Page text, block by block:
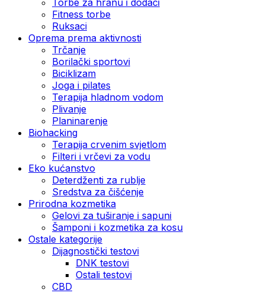
Fitness torbe
Ruksaci
Oprema prema aktivnosti
Trčanje
Borilački sportovi
Biciklizam
Joga i pilates
Terapija hladnom vodom
Plivanje
Planinarenje
Biohacking
Terapija crvenim svjetlom
Filteri i vrčevi za vodu
Eko kućanstvo
Deterdženti za rublje
Sredstva za čišćenje
Prirodna kozmetika
Gelovi za tuširanje i sapuni
Šamponi i kozmetika za kosu
Ostale kategorije
Dijagnostički testovi
DNK testovi
Ostali testovi
CBD